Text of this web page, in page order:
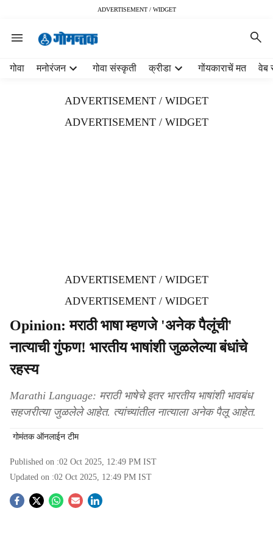
ADVERTISEMENT / WIDGET
गोवा मनोरंजन गोवा संस्कृती क्रीडा गोंयकाराचें मत वेब
ADVERTISEMENT / WIDGET
ADVERTISEMENT / WIDGET
ADVERTISEMENT / WIDGET
ADVERTISEMENT / WIDGET
Opinion: मराठी भाषा म्हणजे 'अनेक पैलूंची'
नात्याची गुंफण! भारतीय भाषांशी जुळलेल्या बंधांचे
रहस्य
Marathi Language: मराठी भाषेचे इतर भारतीय भाषांशी भावबंध
सहजरीत्या जुळलेले आहेत. त्यांच्यांतील नात्याला अनेक पैलू आहेत.
गोमंतक ऑनलाईन टीम
Published on :02 Oct 2025, 12:49 PM IST
Updated on :02 Oct 2025, 12:49 PM IST
S